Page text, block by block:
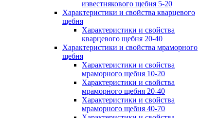
известнякового щебня 5-20
Характеристики и свойства кварцевого
щебня
Характеристики и свойства
кварцевого щебня 20-40
Характеристики и свойства мраморного
щебня
Характеристики и свойства
мраморного щебня 10-20
Характеристики и свойства
мраморного щебня 20-40
Характеристики и свойства
мраморного щебня 40-70